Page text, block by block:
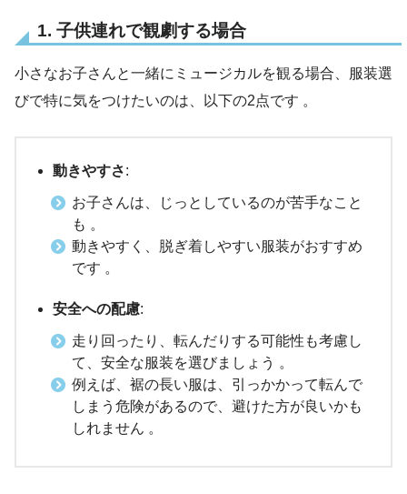
1. 子供連れで観劇する場合
小さなお子さんと一緒にミュージカルを観る場合、服装選
びで特に気をつけたいのは、以下の2点です 。
動きやすさ:
お子さんは、じっとしているのが苦手なこと
も 。
動きやすく、脱ぎ着しやすい服装がおすすめ
です 。
安全への配慮:
走り回ったり、転んだりする可能性も考慮し
て、安全な服装を選びましょう 。
例えば、裾の長い服は、引っかかって転んで
しまう危険があるので、避けた方が良いかも
しれません 。